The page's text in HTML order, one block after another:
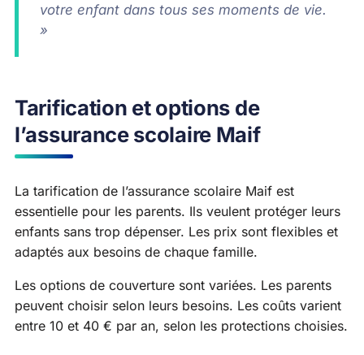
votre enfant dans tous ses moments de vie.
»
Tarification et options de
l’assurance scolaire Maif
La tarification de l’assurance scolaire Maif est
essentielle pour les parents. Ils veulent protéger leurs
enfants sans trop dépenser. Les prix sont flexibles et
adaptés aux besoins de chaque famille.
Les options de couverture sont variées. Les parents
peuvent choisir selon leurs besoins. Les coûts varient
entre 10 et 40 € par an, selon les protections choisies.